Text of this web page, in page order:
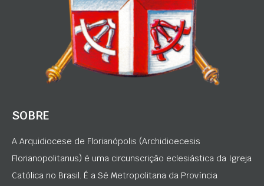
SOBRE
A Arquidiocese de Florianópolis (Archidioecesis
Florianopolitanus) é uma circunscrição eclesiástica da Igreja
Católica no Brasil. É a Sé Metropolitana da Província